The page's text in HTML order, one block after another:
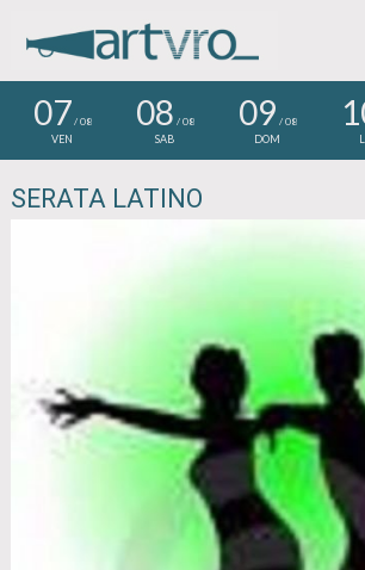
07 / 08
VEN
08 / 08
SAB
09 / 08
DOM
SERATA LATINO